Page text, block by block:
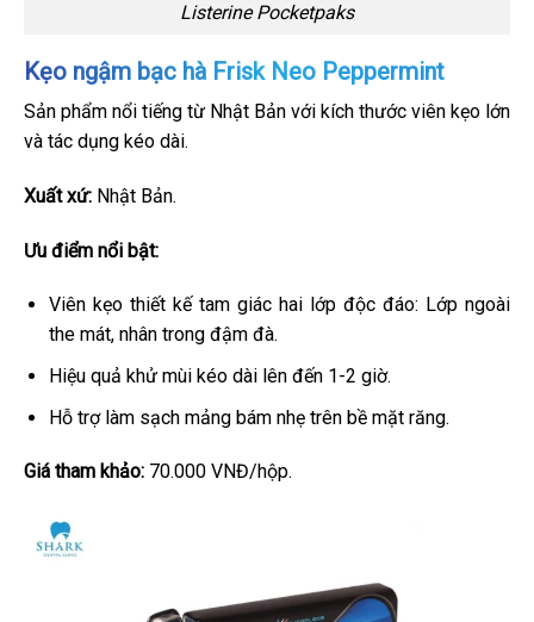
Listerine Pocketpaks
Kẹo ngậm bạc hà Frisk Neo Peppermint
Sản phẩm nổi tiếng từ Nhật Bản với kích thước viên kẹo lớn
và tác dụng kéo dài.
Xuất xứ: Nhật Bản.
Ưu điểm nổi bật:
Viên kẹo thiết kế tam giác hai lớp độc đáo: Lớp ngoài
the mát, nhân trong đậm đà.
Hiệu quả khử mùi kéo dài lên đến 1-2 giờ.
Hỗ trợ làm sạch mảng bám nhẹ trên bề mặt răng.
Giá tham khảo: 70.000 VNĐ/hộp.